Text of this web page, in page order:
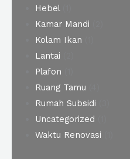
Hebel(1)
Kamar Mandi
Kolam Ikan
Lantai
Plafon
Ruang Tamu
Rumah Subsidi
Uncategorized
Waktu Renovasi